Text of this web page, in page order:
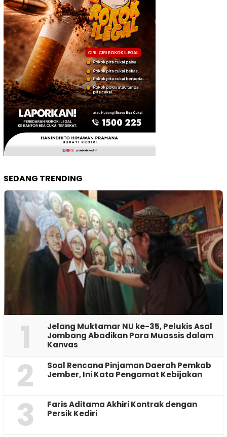
SEDANG TRENDING
1
Jelang Muktamar NU ke-35, Pelukis Asal
Jombang Abadikan Para Muassis dalam
Kanvas
2
‎Soal Rencana Pinjaman Daerah Pemkab
Jember, Ini Kata Pengamat Kebijakan ‎
3
Faris Aditama Akhiri Kontrak dengan
Persik Kediri